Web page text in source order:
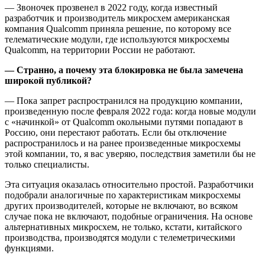
— Звоночек прозвенел в 2022 году, когда известный
разработчик и производитель микросхем американская
компания Qualcomm приняла решение, по которому все
телематические модули, где используются микросхемы
Qualcomm, на территории России не работают.
— Странно, а почему эта блокировка не была замечена
широкой публикой?
— Пока запрет распространился на продукцию компании,
произведенную после февраля 2022 года: когда новые модули
с «начинкой» от Qualcomm окольными путями попадают в
Россию, они перестают работать. Если бы отключение
распространилось и на ранее произведенные микросхемы
этой компании, то, я вас уверяю, последствия заметили бы не
только специалисты.
Эта ситуация оказалась относительно простой. Разработчики
подобрали аналогичные по характеристикам микросхемы
других производителей, которые не включают, во всяком
случае пока не включают, подобные ограничения. На основе
альтернативных микросхем, не только, кстати, китайского
производства, производятся модули с телеметрическими
функциями.